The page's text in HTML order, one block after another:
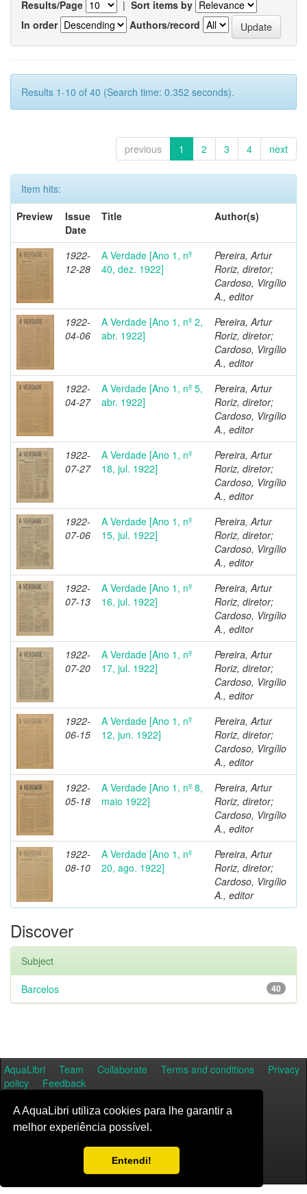
A AquaLibri utiliza cookies para lhe garantir a
melhor experiência possível.
Entendi!
Results/Page | Sort items by
In order
Authors/record
Results 1-10 of 40 (Search time: 0.352 seconds).
previous 1 2 3 4 next
Item hits:
Preview
Issue
Date
Title Author(s)
1922-
12-28
A Verdade [Ano 1, nº
40, dez. 1922]
Pereira, Artur
Roriz, diretor;
Cardoso, Virgílio
A., editor
1922-
04-06
A Verdade [Ano 1, nº 2,
abr. 1922]
Pereira, Artur
Roriz, diretor;
Cardoso, Virgílio
A., editor
1922-
04-27
A Verdade [Ano 1, nº 5,
abr. 1922]
Pereira, Artur
Roriz, diretor;
Cardoso, Virgílio
A., editor
1922-
07-27
A Verdade [Ano 1, nº
18, jul. 1922]
Pereira, Artur
Roriz, diretor;
Cardoso, Virgílio
A., editor
1922-
07-06
A Verdade [Ano 1, nº
15, jul. 1922]
Pereira, Artur
Roriz, diretor;
Cardoso, Virgílio
A., editor
1922-
07-13
A Verdade [Ano 1, nº
16, jul. 1922]
Pereira, Artur
Roriz, diretor;
Cardoso, Virgílio
A., editor
1922-
07-20
A Verdade [Ano 1, nº
17, jul. 1922]
Pereira, Artur
Roriz, diretor;
Cardoso, Virgílio
A., editor
1922-
06-15
A Verdade [Ano 1, nº
12, jun. 1922]
Pereira, Artur
Roriz, diretor;
Cardoso, Virgílio
A., editor
1922-
05-18
A Verdade [Ano 1, nº 8,
maio 1922]
Pereira, Artur
Roriz, diretor;
Cardoso, Virgílio
A., editor
1922-
08-10
A Verdade [Ano 1, nº
20, ago. 1922]
Pereira, Artur
Roriz, diretor;
Cardoso, Virgílio
A., editor
Discover
Subject
40
Barcelos
AquaLibri Team Collaborate Terms and conditions
Privacy
policy
Feedback